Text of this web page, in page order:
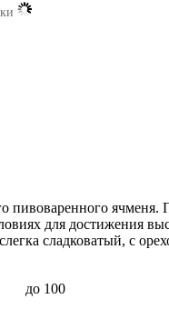
пивоваренного
для достижения
сладковатый, с
до 100